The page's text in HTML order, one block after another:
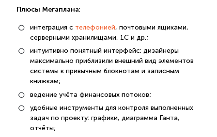
Плюсы Мегаплана:
интеграция с телефонией, почтовыми ящиками,
серверными хранилищами, 1С и др.;
интуитивно понятный интерфейс: дизайнеры
максимально приблизили внешний вид элементов
системы к привычным блокнотам и записным
книжкам;
ведение учёта финансовых потоков;
удобные инструменты для контроля выполненных
задач по проекту: графики, диаграмма Ганта,
отчёты;